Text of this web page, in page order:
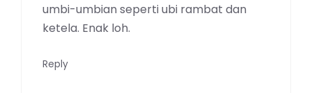
umbi-umbian seperti ubi rambat dan
ketela. Enak loh.
Reply